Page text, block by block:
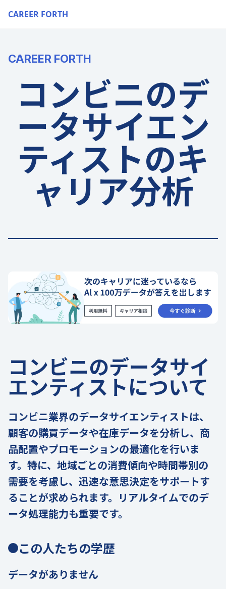
CAREER FORTH
CAREER FORTH
コンビニのデ
ータサイエン
ティストのキ
ャリア分析
コンビニのデータサイ
エンティストについて
コンビニ業界のデータサイエンティストは、
顧客の購買データや在庫データを分析し、商
品配置やプロモーションの最適化を行いま
す。特に、地域ごとの消費傾向や時間帯別の
需要を考慮し、迅速な意思決定をサポートす
ることが求められます。リアルタイムでのデ
ータ処理能力も重要です。
この人たちの学歴
データがありません